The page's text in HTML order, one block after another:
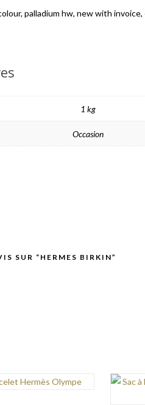
palladium hw, new with
1 kg
Occasion
SUR “HERMES BIRKIN”